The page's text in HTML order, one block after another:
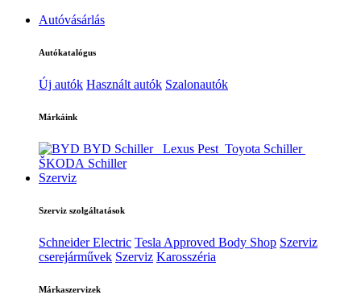
Autóvásárlás
Autókatalógus
Új autók Használt autók Szalonautók
Márkáink
BYD Schiller Lexus Pest Toyota Schiller
ŠKODA Schiller
Szerviz
Szerviz szolgáltatások
Schneider Electric Tesla Approved Body Shop Szerviz
cserejárművek Szerviz Karosszéria
Márkaszervizek